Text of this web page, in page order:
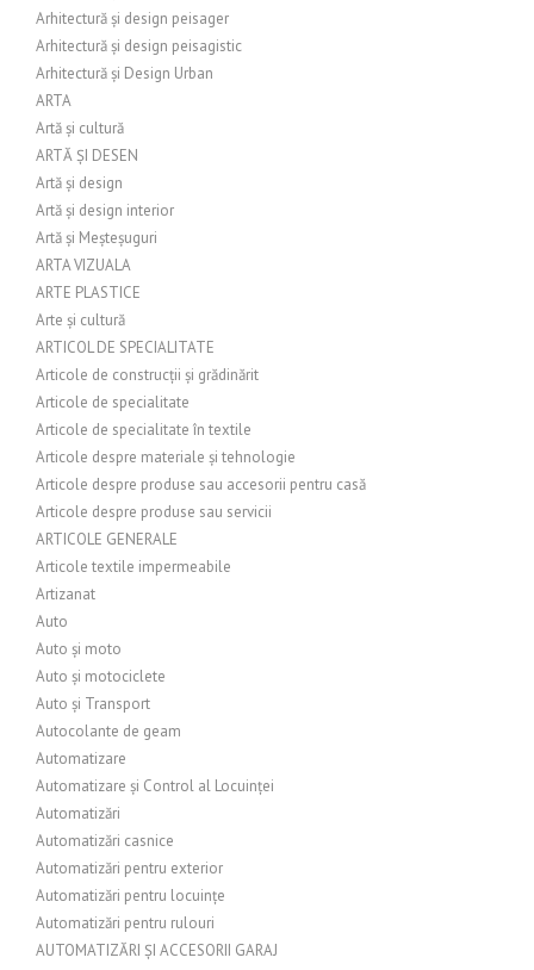
Arhitectură și design peisager
Arhitectură și design peisagistic
Arhitectură și Design Urban
ARTA
Artă și cultură
ARTĂ ȘI DESEN
Artă și design
Artă și design interior
Artă și Meșteșuguri
ARTA VIZUALA
ARTE PLASTICE
Arte și cultură
ARTICOL DE SPECIALITATE
Articole de construcții și grădinărit
Articole de specialitate
Articole de specialitate în textile
Articole despre materiale și tehnologie
Articole despre produse sau accesorii pentru casă
Articole despre produse sau servicii
ARTICOLE GENERALE
Articole textile impermeabile
Artizanat
Auto
Auto și moto
Auto și motociclete
Auto și Transport
Autocolante de geam
Automatizare
Automatizare și Control al Locuinței
Automatizări
Automatizări casnice
Automatizări pentru exterior
Automatizări pentru locuințe
Automatizări pentru rulouri
AUTOMATIZĂRI ȘI ACCESORII GARAJ